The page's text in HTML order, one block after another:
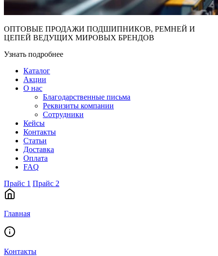
ОПТОВЫЕ ПРОДАЖИ ПОДШИПНИКОВ, РЕМНЕЙ И
ЦЕПЕЙ ВЕДУЩИХ МИРОВЫХ БРЕНДОВ
Узнать подробнее
Каталог
Акции
О нас
Благодарственные письма
Реквизиты компании
Сотрудники
Кейсы
Контакты
Статьи
Доставка
Оплата
FAQ
Прайс 1 Прайс 2
Главная
Контакты